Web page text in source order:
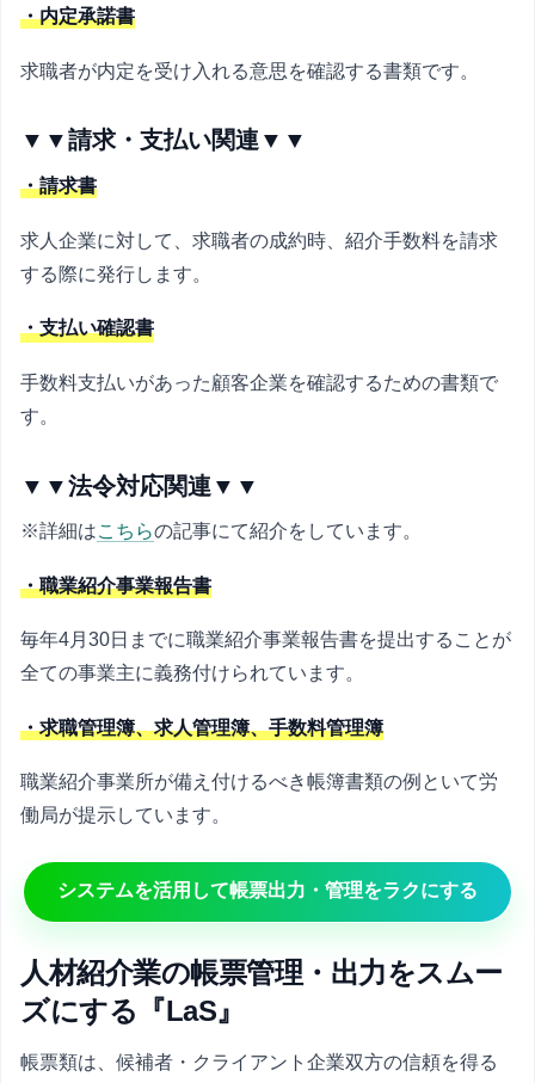
・内定承諾書
求職者が内定を受け入れる意思を確認する書類です。
▼▼請求・支払い関連▼▼
・請求書
求人企業に対して、求職者の成約時、紹介手数料を請求
する際に発行します。
・支払い確認書
手数料支払いがあった顧客企業を確認するための書類で
す。
▼▼法令対応関連▼▼
※詳細はこちらの記事にて紹介をしています。
・職業紹介事業報告書
毎年4月30日までに職業紹介事業報告書を提出することが
全ての事業主に義務付けられています。
・求職管理簿、求人管理簿、手数料管理簿
職業紹介事業所が備え付けるべき帳簿書類の例といて労
働局が提示しています。
システムを活用して帳票出力・管理をラクにする
人材紹介業の帳票管理・出力をスムー
ズにする『LaS』
帳票類は、候補者・クライアント企業双方の信頼を得る